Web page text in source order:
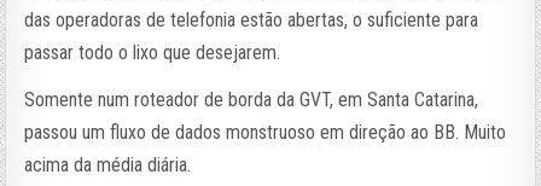
das operadoras de telefonia estão abertas, o suficiente para
passar todo o lixo que desejarem.
Somente num roteador de borda da GVT, em Santa Catarina,
passou um fluxo de dados monstruoso em direção ao BB. Muito
acima da média diária.